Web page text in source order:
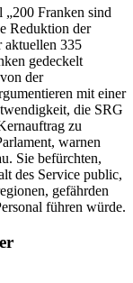
Franken sind
Reduktion der
aktuellen 335
gedeckelt
der
mit einer
die SRG
zu
warnen
Sie befürchten,
des Service public,
gefährden
führen würde.